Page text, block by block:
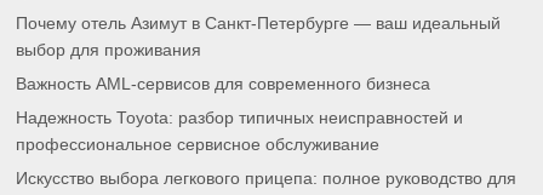
Почему отель Азимут в Санкт-Петербурге — ваш идеальный
выбор для проживания
Важность AML-сервисов для современного бизнеса
Надежность Toyota: разбор типичных неисправностей и
профессиональное сервисное обслуживание
Искусство выбора легкового прицепа: полное руководство для